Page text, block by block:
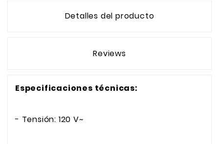
Detalles del producto
Reviews
Especificaciones técnicas:
- Tensión: 120 V~